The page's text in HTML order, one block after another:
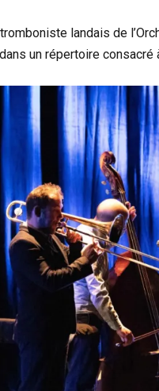
landais de
un répertoire consacré